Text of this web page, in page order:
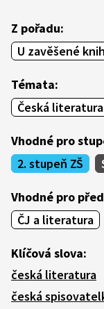
Z pořadu:
U zavěšené
Témata:
Česká literatura
Vhodné pro
2. stupeň ZŠ
Vhodné pro
ČJ a literatura
Klíčová slova:
česká literatura
česká